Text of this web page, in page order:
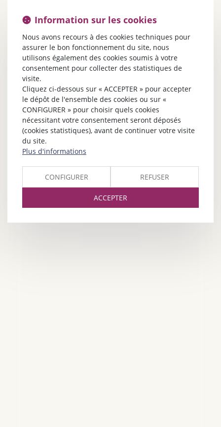
Information sur les cookies
Nous avons recours à des cookies techniques pour
assurer le bon fonctionnement du site, nous
utilisons également des cookies soumis à votre
consentement pour collecter des statistiques de
visite.
Cliquez ci-dessous sur « ACCEPTER » pour accepter
le dépôt de l'ensemble des cookies ou sur «
CONFIGURER » pour choisir quels cookies
nécessitant votre consentement seront déposés
(cookies statistiques), avant de continuer votre visite
du site.
Plus d'informations
CONFIGURER REFUSER
ACCEPTER